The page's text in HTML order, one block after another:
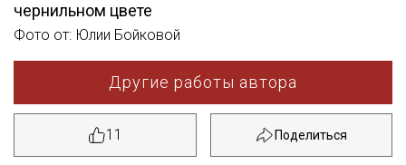
чернильном цвете
Фото от: Юлии Бойковой
Другие работы автора
11